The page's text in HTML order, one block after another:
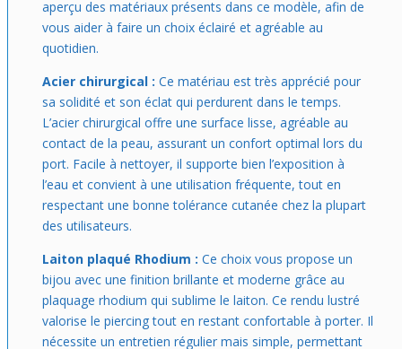
aperçu des matériaux présents dans ce modèle, afin de
vous aider à faire un choix éclairé et agréable au
quotidien.
Acier chirurgical : Ce matériau est très apprécié pour
sa solidité et son éclat qui perdurent dans le temps.
L’acier chirurgical offre une surface lisse, agréable au
contact de la peau, assurant un confort optimal lors du
port. Facile à nettoyer, il supporte bien l’exposition à
l’eau et convient à une utilisation fréquente, tout en
respectant une bonne tolérance cutanée chez la plupart
des utilisateurs.
Laiton plaqué Rhodium : Ce choix vous propose un
bijou avec une finition brillante et moderne grâce au
plaquage rhodium qui sublime le laiton. Ce rendu lustré
valorise le piercing tout en restant confortable à porter. Il
nécessite un entretien régulier mais simple, permettant